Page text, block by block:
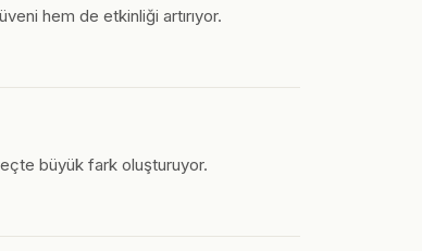
hem de etkinliği artırıyor.
büyük fark oluşturuyor.